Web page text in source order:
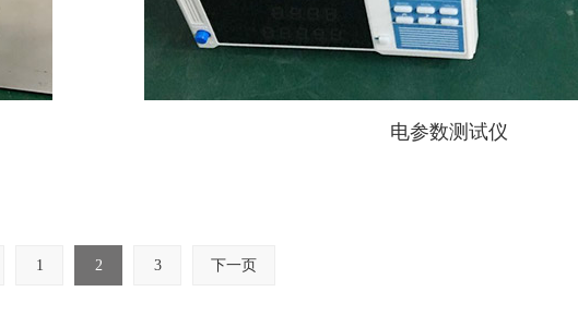
电参数测试仪
1 2 3 下一页